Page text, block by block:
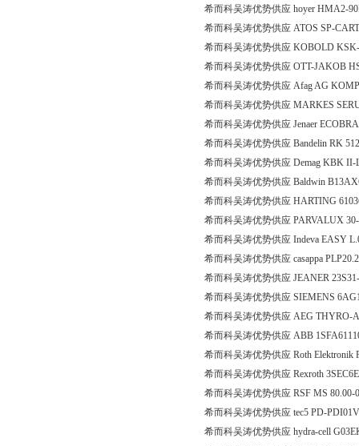
希而科吴涛优势供应 hoyer HMA2-
希而科吴涛优势供应 ATOS SP-
希而科吴涛优势供应 KOBOLD
希而科吴涛优势供应 OTT-JAKOB
希而科吴涛优势供应 Afag AG
希而科吴涛优势供应 MARKES
希而科吴涛优势供应 Jenaer
希而科吴涛优势供应 Bandelin RK
希而科吴涛优势供应 Demag KBK II-
希而科吴涛优势供应 Baldwin
希而科吴涛优势供应 HARTING
希而科吴涛优势供应 PARVALUX
希而科吴涛优势供应 Indeva EASY
希而科吴涛优势供应 casappa
希而科吴涛优势供应 JEANER
希而科吴涛优势供应 SIEMENS
希而科吴涛优势供应 AEG THYRO-
希而科吴涛优势供应 ABB
希而科吴涛优势供应 Roth Elektronik
希而科吴涛优势供应 Rexroth
希而科吴涛优势供应 RSF MS 80.00-
希而科吴涛优势供应 tec5 PD-
希而科吴涛优势供应 hydra-cell